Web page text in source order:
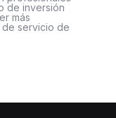
de inversión
más
de servicio de